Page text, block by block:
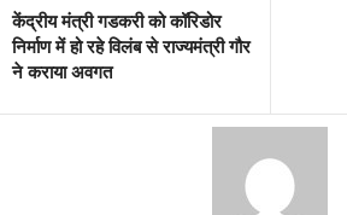
केंद्रीय मंत्री गडकरी को कॉरिडोर
निर्माण में हो रहे विलंब से राज्यमंत्री गौर
ने कराया अवगत